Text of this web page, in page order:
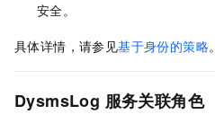
安全。
具体详情，请参见基于身份的策略。
DysmsLog 服务关联角色